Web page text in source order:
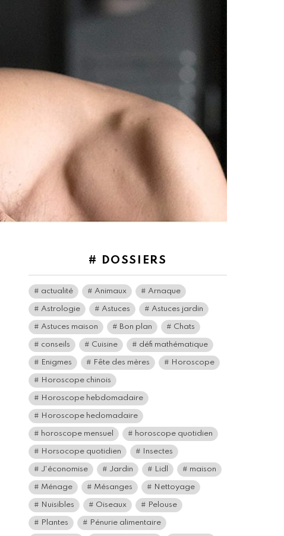
# DOSSIERS
actualité Animaux Arnaque
Astrologie Astuces Astuces jardin
Astuces maison Bon plan Chats
conseils Cuisine défi mathématique
Enigmes Fête des mères Horoscope
Horoscope chinois
Horoscope hebdomadaire
Horoscope hedomadaire
horoscope mensuel horoscope quotidien
Horsocope quotidien Insectes
J'économise Jardin Lidl maison
Ménage Mésanges Nettoyage
Nuisibles Oiseaux Pelouse
Plantes Pénurie alimentaire